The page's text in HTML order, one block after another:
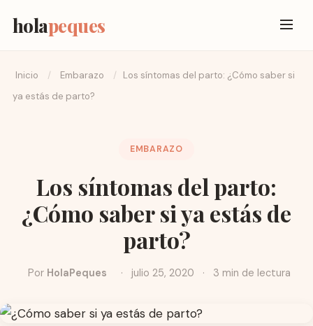
holapeques
Inicio / Embarazo /
Los síntomas del parto: ¿Cómo saber si
ya estás de parto?
EMBARAZO
Los síntomas del parto:
¿Cómo saber si ya estás de
parto?
Por HolaPeques · julio 25, 2020 · 3 min de lectura